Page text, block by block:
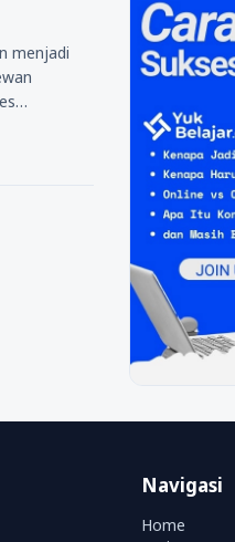
menjadi
Navigasi
Home